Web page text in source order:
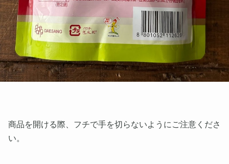
商品を開ける際、フチで手を切らないようにご注意くださ
い。